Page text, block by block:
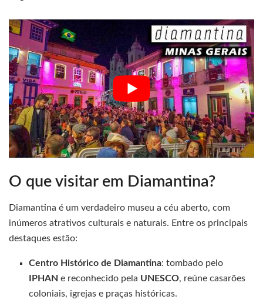
O que visitar em Diamantina?
Diamantina é um verdadeiro museu a céu aberto, com
inúmeros atrativos culturais e naturais. Entre os principais
destaques estão:
Centro Histórico de Diamantina: tombado pelo
IPHAN e reconhecido pela UNESCO, reúne casarões
coloniais, igrejas e praças históricas.